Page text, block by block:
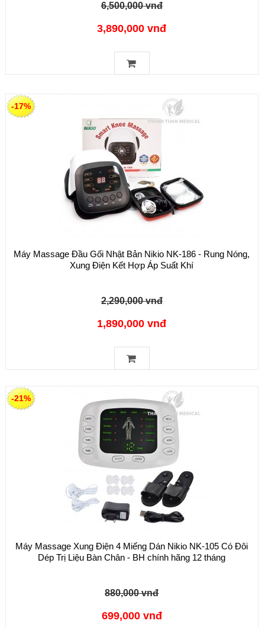
6,500,000 vnđ
3,890,000 vnđ
Máy Massage Đầu Gối Nhật Bản Nikio NK-186 - Rung Nóng,
Xung Điện Kết Hợp Áp Suất Khí
2,290,000 vnđ
1,890,000 vnđ
-17%
Máy Massage Xung Điện 4 Miếng Dán Nikio NK-105 Có Đôi
Dép Trị Liệu Bàn Chân - BH chính hãng 12 tháng
880,000 vnđ
699,000 vnđ
-21%